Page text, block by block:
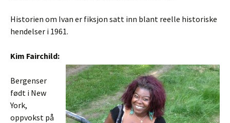
Historien om Ivan er fiksjon satt inn blant reelle historiske
hendelser i 1961.
Kim Fairchild:
Bergenser
født i New
York,
oppvokst på